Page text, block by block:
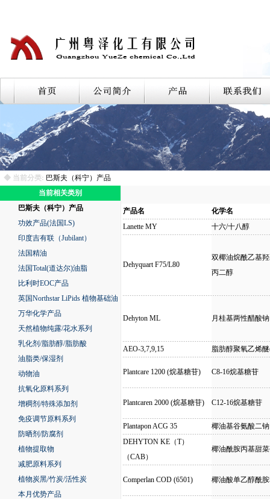
◆ 当前分类: 巴斯夫（科宁）产品
当前相关类别
巴斯夫（科宁）产品
功效产品(法国LS)
印度吉有联（Jubilant）
法国精油
法国Total(道达尔)油脂
比利时EOC产品
英国Northstar LiPids 植物基础油
万华化学产品
天然植物纯露/花水系列
乳化剂/脂肪醇/脂肪酸
油脂类/保湿剂
动物油
抗氧化原料系列
增稠剂/特殊添加剂
免疫调节原料系列
防晒剂/防腐剂
植物提取物
减肥原料系列
植物炭黑/竹炭/活性炭
本月优势产品
产品名
化学名
Lanette MY
十六/十八醇
Dehyquart F75/L80
双椰油烷酰乙基
丙二醇
Dehyton ML 月桂基两性醋酸钠
AEO-3,7,9,15 脂肪醇聚氧乙烯醚
Plantcare 1200 (烷基糖苷) C8-16烷基糖苷
Plantcaren 2000 (烷基糖苷) C12-16烷基糖苷
Plantapon ACG 35
椰油基谷氨酸二钠
DEHYTON KE（T）
（CAB）
椰油酰胺丙基甜
Comperlan COD (6501) 椰油酸单乙醇酰